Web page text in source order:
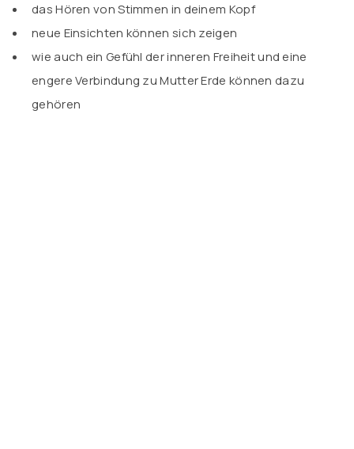
das Hören von Stimmen in deinem Kopf
neue Einsichten können sich zeigen
wie auch ein Gefühl der inneren Freiheit und eine
engere Verbindung zu Mutter Erde können dazu
gehören